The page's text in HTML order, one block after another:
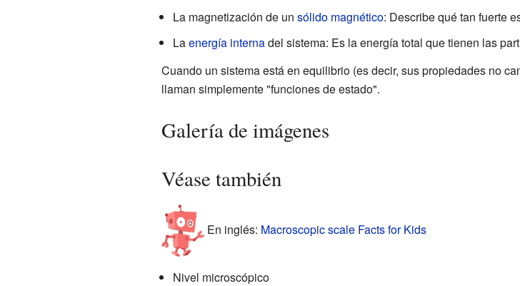
La magnetización de un sólido magnético: Describe qué tan fuerte
Laenergía internadel sistema: Es la energía total que tienen las
Cuando un sistema está en equilibrio (es decir, sus propiedades no
llaman simplemente "funciones de estado".
Galería de imágenes
Véase también
En inglés: Macroscopic scale Facts for Kids
Nivel microscópico